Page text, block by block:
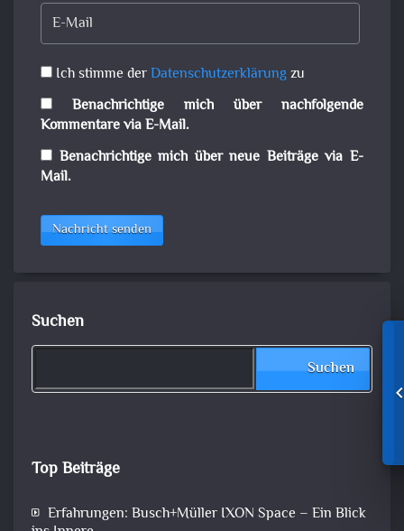
Ich stimme derDatenschutzerklärungzu
Benachrichtige mich über nachfolgende
Kommentare via E-Mail.
Benachrichtige mich über neue Beiträge via E-
Mail.
Nachricht senden
Suchen
Suchen
Top Beiträge
Erfahrungen: Busch+Müller IXON Space – Ein Blick